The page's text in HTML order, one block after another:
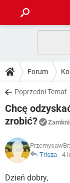
GRY
SPOTIFY
INSTAGRAM
WINDOWS 10
PORADY
PlayStation
SPOTIFY
WINDOWS 10
DO POBRANIA
ANDROID
GRY
IOS
INSTAGRAM
WINDOWS 10
FORUM
GRY
ARTYKUŁY
COVID-19
GRY
Forum
Poprzedni Temat
Chcę
zrobić?
Trisza - 4
Dzień dobry,